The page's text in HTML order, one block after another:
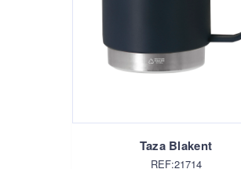
Taza Blakent
REF:21714